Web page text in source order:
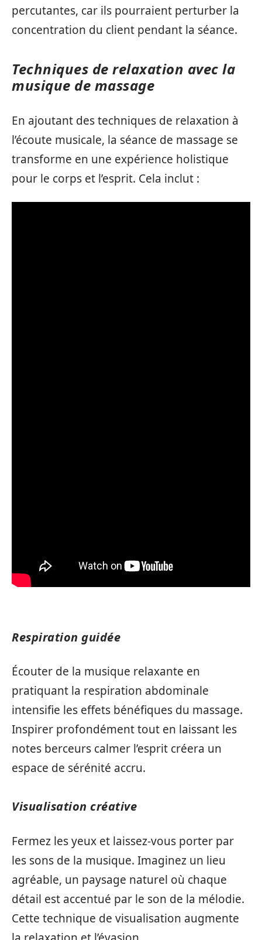
percutantes, car ils pourraient perturber la
concentration du client pendant la séance.
Techniques de relaxation avec la
musique de massage
En ajoutant des techniques de relaxation à
l’écoute musicale, la séance de massage se
transforme en une expérience holistique
pour le corps et l’esprit. Cela inclut :
Respiration guidée
Écouter de la musique relaxante en
pratiquant la respiration abdominale
intensifie les effets bénéfiques du massage.
Inspirer profondément tout en laissant les
notes berceurs calmer l’esprit créera un
espace de sérénité accru.
Visualisation créative
Fermez les yeux et laissez-vous porter par
les sons de la musique. Imaginez un lieu
agréable, un paysage naturel où chaque
détail est accentué par le son de la mélodie.
Cette technique de visualisation augmente